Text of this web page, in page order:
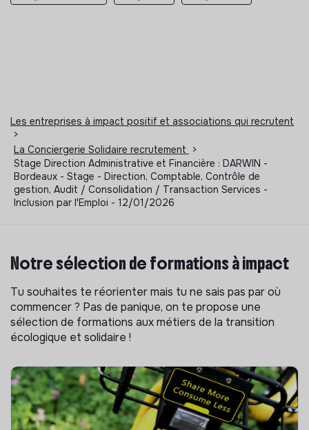
Les entreprises à impact positif et associations qui recrutent
>
La Conciergerie Solidaire recrutement
>
Stage Direction Administrative et Financière : DARWIN -
Bordeaux - Stage - Direction, Comptable, Contrôle de
gestion, Audit / Consolidation / Transaction Services -
Inclusion par l'Emploi - 12/01/2026
Notre sélection de formations à impact
Tu souhaites te réorienter mais tu ne sais pas par où
commencer ? Pas de panique, on te propose une
sélection de formations aux métiers de la transition
écologique et solidaire !